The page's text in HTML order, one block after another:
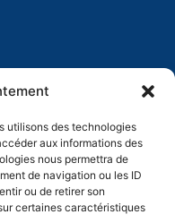
utilisons des technologies
aux informations des
nous permettra de
de navigation ou les ID
ou de retirer son
certaines caractéristiques